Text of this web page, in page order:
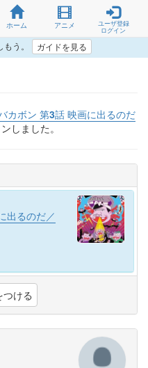
ホーム アニメ
ユーザ登録
ログイン
う。 ガイドを見る
カボン 第3話 映画に出るのだ
しました。
出るのだ／
つける